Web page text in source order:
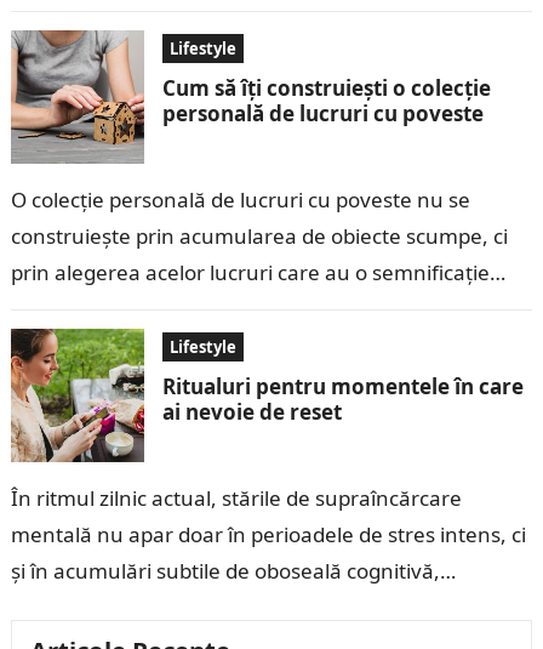
Lifestyle
Cum să îți construiești o colecție
personală de lucruri cu poveste
O colecție personală de lucruri cu poveste nu se
construiește prin acumularea de obiecte scumpe, ci
prin alegerea acelor lucruri care au o semnificație
Lifestyle
Ritualuri pentru momentele în care
ai nevoie de reset
În ritmul zilnic actual, stările de supraîncărcare
mentală nu apar doar în perioadele de stres intens, ci
și în acumulări subtile de oboseală cognitivă,